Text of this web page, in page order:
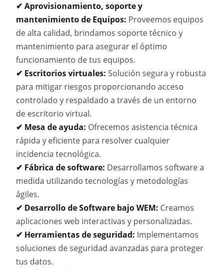
✔ Aprovisionamiento, soporte y
mantenimiento de Equipos: Proveemos equipos
de alta calidad, brindamos soporte técnico y
mantenimiento para asegurar el óptimo
funcionamiento de tus equipos.
✔ Escritorios virtuales: Solución segura y robusta
para mitigar riesgos proporcionando acceso
controlado y respaldado a través de un entorno
de escritorio virtual.
✔ Mesa de ayuda: Ofrecemos asistencia técnica
rápida y eficiente para resolver cualquier
incidencia tecnológica.
✔ Fábrica de software: Desarrollamos software a
medida utilizando tecnologías y metodologías
ágiles.
✔ Desarrollo de Software bajo WEM: Creamos
aplicaciones web interactivas y personalizadas.
✔ Herramientas de seguridad: Implementamos
soluciones de seguridad avanzadas para proteger
tus datos.